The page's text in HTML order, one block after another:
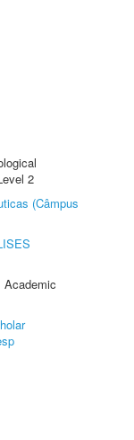
2
(Câmpus
Academic